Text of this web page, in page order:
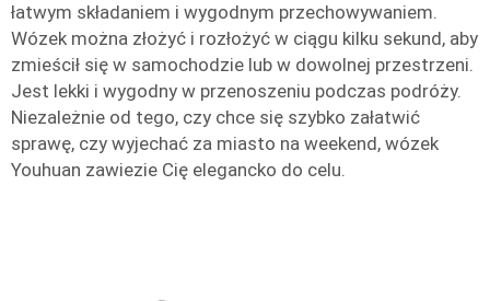
łatwym składaniem i wygodnym przechowywaniem.
Wózek można złożyć i rozłożyć w ciągu kilku sekund, aby
zmieścił się w samochodzie lub w dowolnej przestrzeni.
Jest lekki i wygodny w przenoszeniu podczas podróży.
Niezależnie od tego, czy chce się szybko załatwić
sprawę, czy wyjechać za miasto na weekend, wózek
Youhuan zawiezie Cię elegancko do celu.